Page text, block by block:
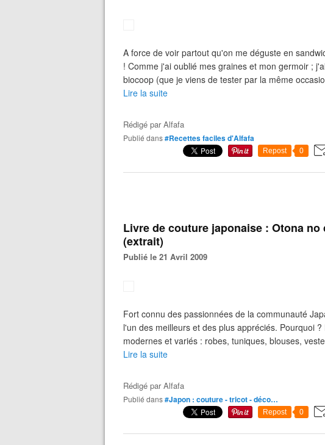
A force de voir partout qu'on me déguste en
! Comme j'ai oublié mes graines et mon germoir ;
biocoop (que je viens de tester par la même
Lire la suite
Rédigé parAlfafa
Publié dans#Recettes faciles d'Alfafa
Repost 0
Livre de couture japonaise : Otona
(extrait)
Publié le 21 Avril 2009
Fort connu des passionnées de la communauté
l'un des meilleurs et des plus appréciés. Pourquoi
modernes et variés : robes, tuniques, blouses,
Lire la suite
Rédigé parAlfafa
Publié dans#Japon : couture - tricot - déco…
Repost 0